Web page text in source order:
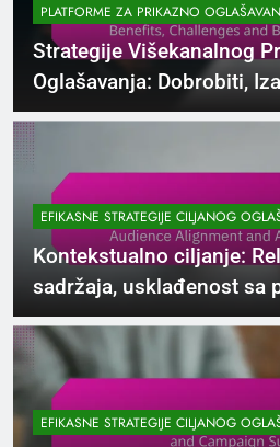
PLATFORME ZA PRIKAZNO
Strategije Višekanalnog
Oglašavanja: Dobrobiti,
Pristupi
EFIKASNE STRATEGIJE CILJANOG
Kontekstualno ciljanje:
sadržaja, usklađenost sa
performanse oglasa
EFIKASNE STRATEGIJE CILJANOG